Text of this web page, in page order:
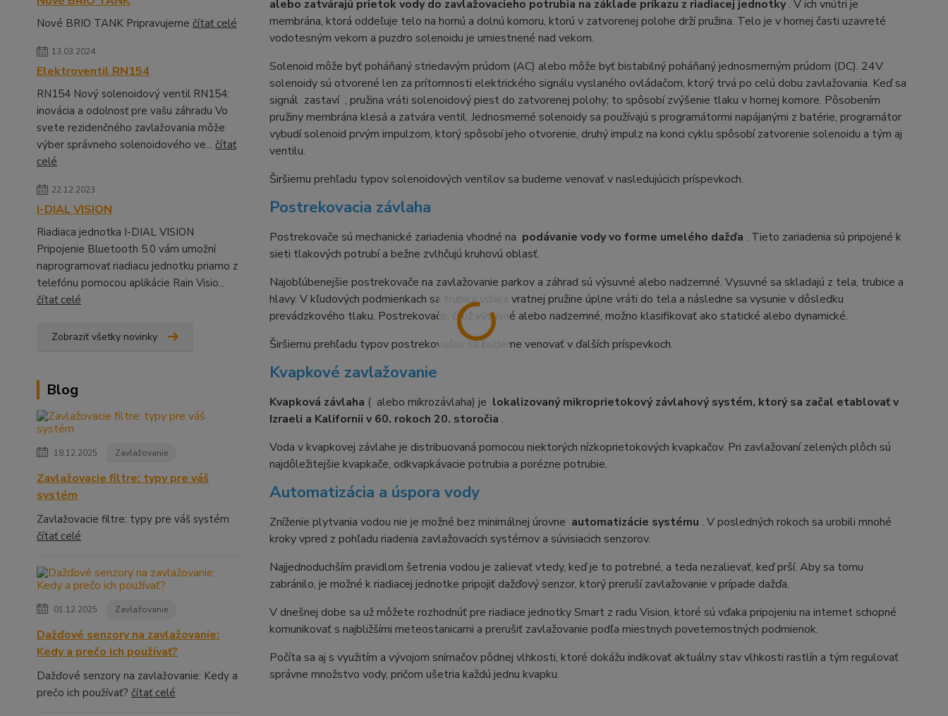
Nové BRIO TANK Pripravujeme čítať celé
13.03.2024
Elektroventil RN154
RN154 Nový solenoidový ventil RN154:
inovácia a odolnosť pre vašu záhradu Vo
svete rezidenčného zavlažovania môže
výber správneho solenoidového ve... čítať
celé
22.12.2023
I-DIAL VISION
Riadiaca jednotka I-DIAL VISION
Pripojenie Bluetooth 5.0 vám umožní
naprogramovať riadiacu jednotku priamo z
telefónu pomocou aplikácie Rain Visio...
čítať celé
Zobraziť všetky novinky
Blog
18.12.2025 Zavlažovanie
Zavlažovacie filtre: typy pre váš
systém
Zavlažovacie filtre: typy pre váš systém
čítať celé
01.12.2025 Zavlažovanie
Dažďové senzory na zavlažovanie:
Kedy a prečo ich používať?
Dažďové senzory na zavlažovanie: Kedy a
prečo ich používať? čítať celé
alebo zatvárajú prietok vody do zavlažovacieho potrubia na základe príkazu z riadiacej jednotky. V ich vnútri je
membrána, ktorá oddeľuje telo na hornú a dolnú komoru, ktorú v zatvorenej polohe drží pružina. Telo je v hornej časti uzavreté
vodotesným vekom a puzdro solenoidu je umiestnené nad vekom.
Solenoid môže byť poháňaný striedavým prúdom (AC) alebo môže byť bistabilný poháňaný jednosmerným prúdom (DC). 24V
solenoidy sú otvorené len za prítomnosti elektrického signálu vyslaného ovládačom, ktorý trvá po celú dobu zavlažovania. Keď sa
signál zastaví , pružina vráti solenoidový piest do zatvorenej polohy; to spôsobí zvýšenie tlaku v hornej komore. Pôsobením
pružiny membrána klesá a zatvára ventil. Jednosmerné solenoidy sa používajú s programátormi napájanými z batérie, programátor
vybudí solenoid prvým impulzom, ktorý spôsobí jeho otvorenie, druhý impulz na konci cyklu spôsobí zatvorenie solenoidu a tým aj
ventilu.
Širšiemu prehľadu typov solenoidových ventilov sa budeme venovať v nasledujúcich príspevkoch.
Postrekovacia závlaha
Postrekovače sú mechanické zariadenia vhodné na podávanie vody vo forme umelého dažďa . Tieto zariadenia sú pripojené k
sieti tlakových potrubí a bežne zvlhčujú kruhovú oblasť.
Najobľúbenejšie postrekovače na zavlažovanie parkov a záhrad sú výsuvné alebo nadzemné. Vysuvné sa skladajú z tela, trubice a
hlavy. V kľudových podmienkach sa trubica vďaka vratnej pružine úplne vráti do tela a následne sa vysunie v dôsledku
prevádzkového tlaku. Postrekovače, či už výsuvné alebo nadzemné, možno klasifikovať ako statické alebo dynamické.
Širšiemu prehľadu typov postrekovačov sa budeme venovať v ďalších príspevkoch.
Kvapkové zavlažovanie
Kvapková závlaha ( alebo mikrozávlaha) je lokalizovaný mikroprietokový závlahový systém, ktorý sa začal etablovať v
Izraeli a Kalifornii v 60. rokoch 20. storočia .
Voda v kvapkovej závlahe je distribuovaná pomocou niektorých nízkoprietokových kvapkačov. Pri zavlažovaní zelených plôch sú
najdôležitejšie kvapkače, odkvapkávacie potrubia a porézne potrubie.
Automatizácia a úspora vody
Zníženie plytvania vodou nie je možné bez minimálnej úrovne automatizácie systému . V posledných rokoch sa urobili mnohé
kroky vpred z pohľadu riadenia zavlažovacích systémov a súvisiacich senzorov.
Najjednoduchším pravidlom šetrenia vodou je zalievať vtedy, keď je to potrebné, a teda nezalievať, keď prší. Aby sa tomu
zabránilo, je možné k riadiacej jednotke pripojiť dažďový senzor, ktorý preruší zavlažovanie v prípade dažďa.
V dnešnej dobe sa už môžete rozhodnúť pre riadiace jednotky Smart z radu Vision, ktoré sú vďaka pripojeniu na internet schopné
komunikovať s najbližšími meteostanicami a prerušiť zavlažovanie podľa miestnych poveternostných podmienok.
Počíta sa aj s využitím a vývojom snímačov pôdnej vlhkosti, ktoré dokážu indikovať aktuálny stav vlhkosti rastlín a tým regulovať
správne množstvo vody, pričom ušetria každú jednu kvapku.